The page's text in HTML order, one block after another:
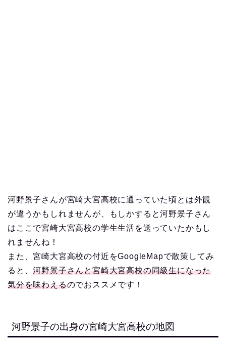
河野景子さんが宮崎大宮高校に通っていた頃とは外観
が違うかもしれませんが、もしかすると河野景子さん
はここで宮崎大宮高校の学生生活を送っていたかもし
れませんね！
また、宮崎大宮高校の付近をGoogleMapで散策してみ
ると、河野景子さんと宮崎大宮高校の同級生になった
気分を味わえるのでおススメです！
河野景子の出身の宮崎大宮高校の地図